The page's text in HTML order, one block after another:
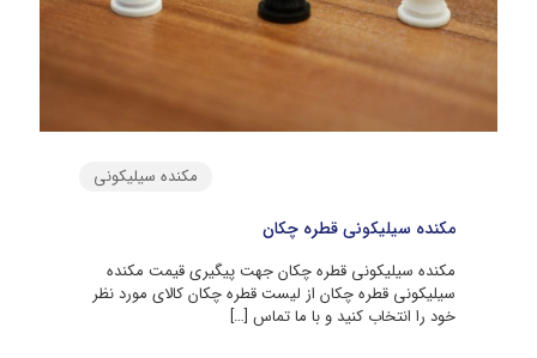
مکنده سیلیکونی
مکنده سیلیکونی قطره چکان
مکنده سیلیکونی قطره چکان جهت پیگیری قیمت مکنده
سیلیکونی قطره چکان از لیست قطره چکان کالای مورد نظر
خود را انتخاب کنید و با ما تماس […]